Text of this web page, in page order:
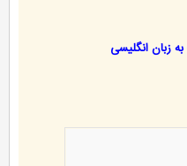
انگلیسی